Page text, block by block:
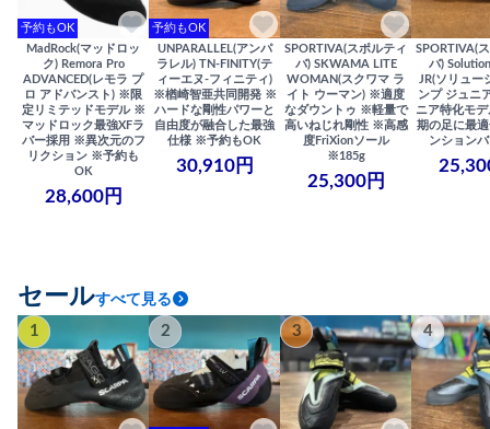
予約もOK
MadRock(マッドロッ
ク) Remora Pro
ADVANCED(レモラ プ
ロ アドバンスト) ※限
定リミテッドモデル ※
マッドロック最強XFラ
バー採用 ※異次元のフ
リクション ※予約も
OK
28,600円
予約もOK
UNPARALLEL(アンパ
ラレル) TN-FINITY(テ
ィーエヌ-フィニティ)
※楢崎智亜共同開発 ※
ハードな剛性パワーと
自由度が融合した最強
仕様 ※予約もOK
30,910円
SPORTIVA(スポルティ
バ) SKWAMA LITE
WOMAN(スクワマ ラ
イト ウーマン) ※適度
なダウントゥ ※軽量で
高いねじれ剛性 ※高感
度FriXionソール
※185g
25,300円
SPORTIVA(
バ)
JR(ソリュー
ンプ ジュニ
ニア特化モ
期の足に最
ンション
セールすべて見る
1 2 3 4